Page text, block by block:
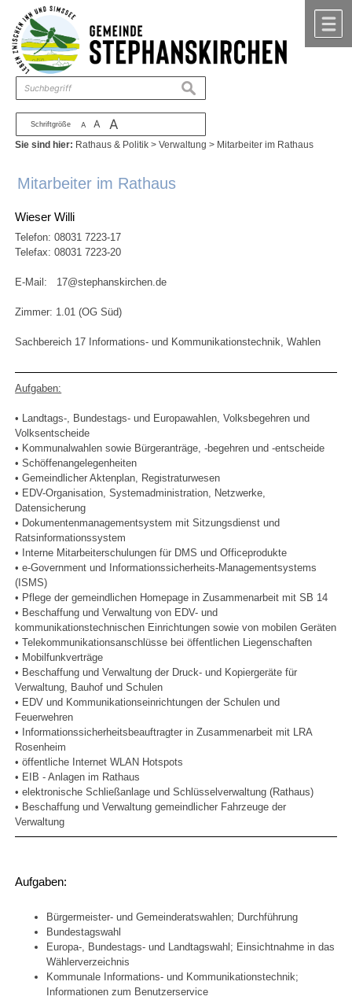
Zum Inhalt ,zur Navigation
Schriftgröße A A A
suchen
Sie sind hier: Rathaus & Politik >Verwaltung > Mitarbeiter im Rathaus
Mitarbeiter im Rathaus
Wieser Willi
Telefon:08031 7223-17
Telefax: 08031 7223-20
E-Mail: 17@stephanskirchen.de
Zimmer: 1.01 (OG Süd)
Sachbereich 17 Informations- und Kommunikationstechnik, Wahlen
Aufgaben:
• Landtags-, Bundestags- und Europawahlen, Volksbegehren und
Volksentscheide
• Kommunalwahlen sowie Bürgeranträge, -begehren und -entscheide
• Schöffenangelegenheiten
• Gemeindlicher Aktenplan, Registraturwesen
• EDV-Organisation, Systemadministration, Netzwerke,
Datensicherung
• Dokumentenmanagementsystem mit Sitzungsdienst und
Ratsinformationssystem
• Interne Mitarbeiterschulungen für DMS und Officeprodukte
• e-Government und Informationssicherheits-Managementsystems
(ISMS)
• Pflege der gemeindlichen Homepage in Zusammenarbeit mit SB 14
• Beschaffung und Verwaltung von EDV- und
kommunikationstechnischen Einrichtungen sowie von mobilen Geräten
• Telekommunikationsanschlüsse bei öffentlichen Liegenschaften
• Mobilfunkverträge
• Beschaffung und Verwaltung der Druck- und Kopiergeräte für
Verwaltung, Bauhof und Schulen
• EDV und Kommunikationseinrichtungen der Schulen und
Feuerwehren
• Informationssicherheitsbeauftragter in Zusammenarbeit mit LRA
Rosenheim
• öffentliche Internet WLAN Hotspots
• EIB - Anlagen im Rathaus
• elektronische Schließanlage und Schlüsselverwaltung (Rathaus)
• Beschaffung und Verwaltung gemeindlicher Fahrzeuge der
Verwaltung
Aufgaben:
Bürgermeister- und Gemeinderatswahlen; Durchführung
Bundestagswahl
Europa-, Bundestags- und Landtagswahl; Einsichtnahme in das
Wählerverzeichnis
Kommunale Informations- und Kommunikationstechnik;
Informationen zum Benutzerservice